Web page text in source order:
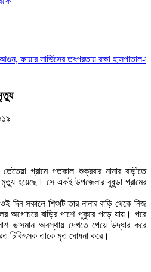
ফায়ার সার্ভিসের তৎপরতায় রক্ষা হাসপাতাল-
তেতৈয়া গ্রামে গতকাল শুক্রবার নানার বাড়ীতে
হয়েছে। সে একই উপজেলার বুধুন্ডা গ্রামের
দিন সকালে শিশুটি তার নানার বাড়ি থেকে নিজ
অগোচরে বাড়ির পাশে পুকুরে পড়ে যায়। পরে
ভাসমান অবস্থায় দেখতে পেয়ে উদ্ধার করে
চিকিৎসক তাকে মৃত ঘোষনা করে।